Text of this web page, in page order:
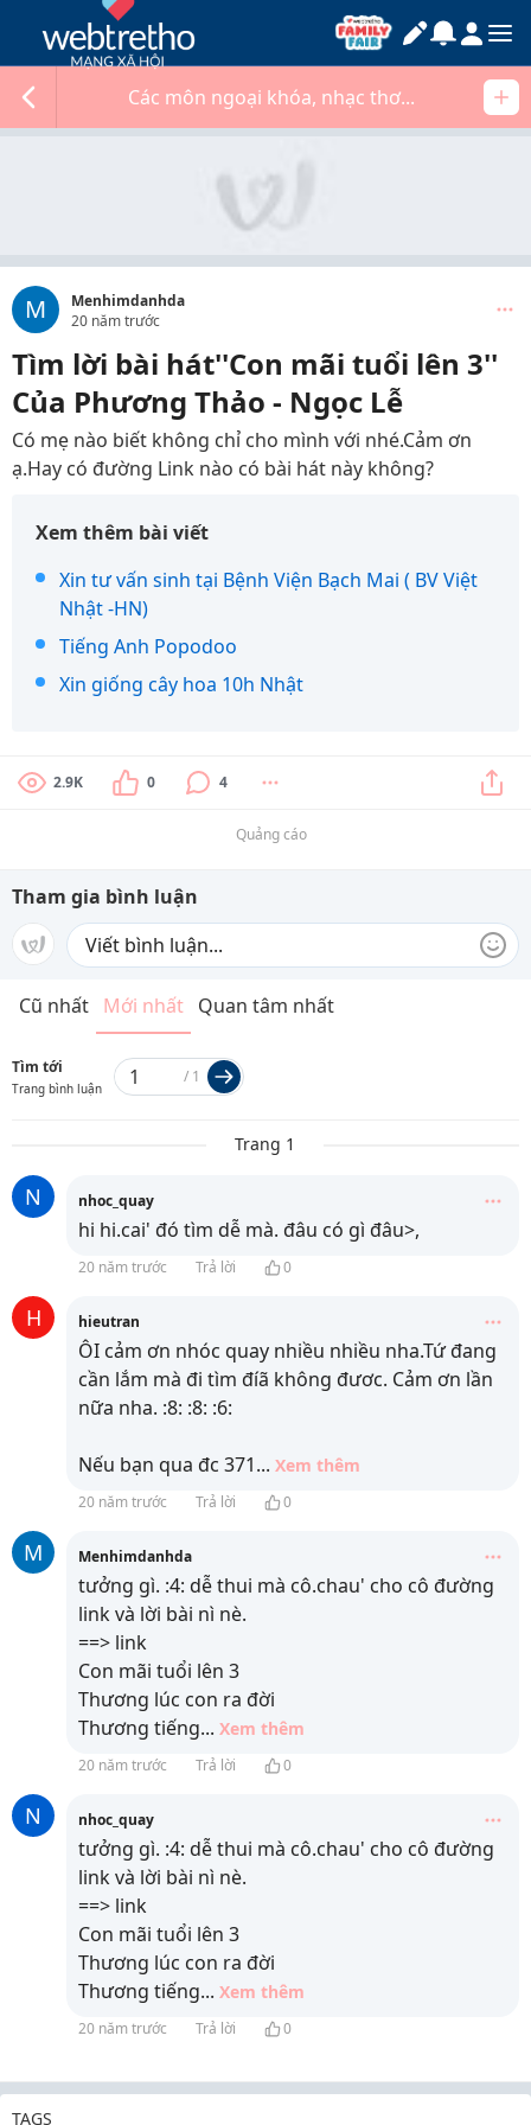
Các môn ngoại khóa, nhạc thơ...
M
Menhimdanhda
20 năm trước
Tìm lời bài hát''Con mãi tuổi lên 3''
Của Phương Thảo - Ngọc Lễ
Có mẹ nào biết không chỉ cho mình với nhé.Cảm ơn
ạ.Hay có đường Link nào có bài hát này không?
Xem thêm bài viết
Xin tư vấn sinh tại Bệnh Viện Bạch Mai ( BV Việt
Nhật -HN)
Tiếng Anh Popodoo
Xin giống cây hoa 10h Nhật
2.9K 0 4
Quảng cáo
Tham gia bình luận
Cũ nhất Mới nhất Quan tâm nhất
Tìm tới
Trang bình luận
/ 1
Trang 1
N nhoc_quay
hi hi.cai' đó tìm dễ mà. đâu có gì đâu>,
20 năm trước Trả lời 0
H hieutran
ÔI cảm ơn nhóc quay nhiều nhiều nha.Tứ đang
cần lắm mà đi tìm đíã không đươc. Cảm ơn lần
nữa nha. :8: :8: :6:
Nếu bạn qua đc 371... Xem thêm
20 năm trước Trả lời 0
M Menhimdanhda
tưởng gì. :4: dễ thui mà cô.chau' cho cô đường
link và lời bài nì nè.
==> link
Con mãi tuổi lên 3
Thương lúc con ra đời
Thương tiếng... Xem thêm
20 năm trước Trả lời 0
N nhoc_quay
tưởng gì. :4: dễ thui mà cô.chau' cho cô đường
link và lời bài nì nè.
==> link
Con mãi tuổi lên 3
Thương lúc con ra đời
Thương tiếng... Xem thêm
20 năm trước Trả lời 0
TAGS